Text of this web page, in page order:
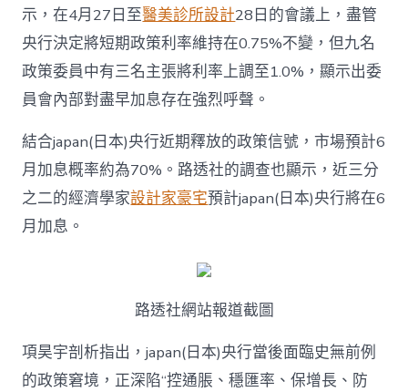
示，在4月27日至醫美診所設計28日的會議上，盡管
央行決定將短期政策利率維持在0.75%不變，但九名
政策委員中有三名主張將利率上調至1.0%，顯示出委
員會內部對盡早加息存在強烈呼聲。
結合japan(日本)央行近期釋放的政策信號，市場預計6
月加息概率約為70%。路透社的調查也顯示，近三分
之二的經濟學家設計家豪宅預計japan(日本)央行將在6
月加息。
路透社網站報道截圖
項昊宇剖析指出，japan(日本)央行當後面臨史無前例
的政策窘境，正深陷“控通脹、穩匯率、保增長、防